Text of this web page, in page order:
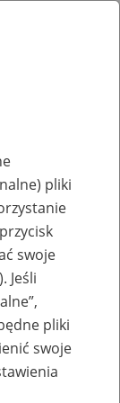
pliki
swoje
Jeśli
pliki
swoje